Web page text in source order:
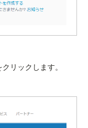
リックします。